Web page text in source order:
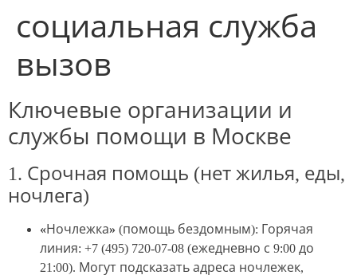
социальная служба
вызов
Ключевые организации и
службы помощи в Москве
1. Срочная помощь (нет жилья, еды,
ночлега)
«Ночлежка» (помощь бездомным): Горячая
линия: +7 (495) 720-07-08 (ежедневно с 9:00 до
21:00). Могут подсказать адреса ночлежек,